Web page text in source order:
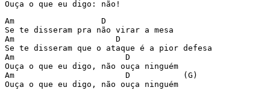
Am                  D
Se te disseram pra não virar a mesa
Am                     D
Se te disseram que o ataque é a pior defesa
Am                       D
Ouça o que eu digo, não ouça ninguém
Am                       D           (G)